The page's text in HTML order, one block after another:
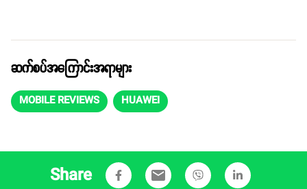
ဆက်စပ်အကြောင်းအရာများ
MOBILE REVIEWS HUAWEI
Share email